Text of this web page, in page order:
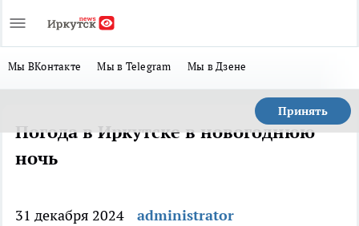
Мы ВКонтакте Мы в Telegram Мы в Дзене
Принять
Погода в Иркутске в новогоднюю
ночь
31 декабря 2024 administrator